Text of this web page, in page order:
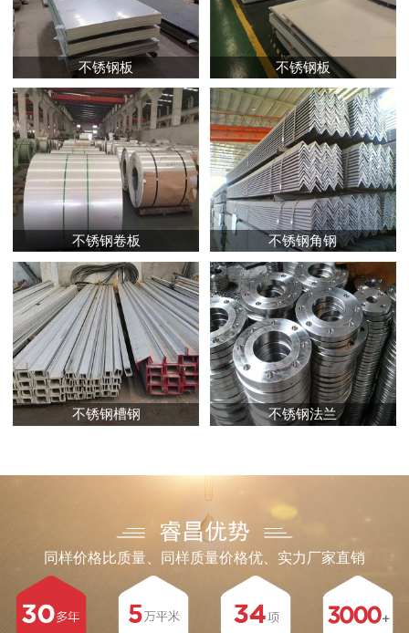
不锈钢板 不锈钢板
不锈钢卷板 不锈钢角钢
不锈钢槽钢 不锈钢法兰
同样价格比质量、同样质量价格优、实力厂家直销